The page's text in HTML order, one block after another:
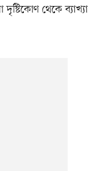
থেকে ব্যাখ্যা